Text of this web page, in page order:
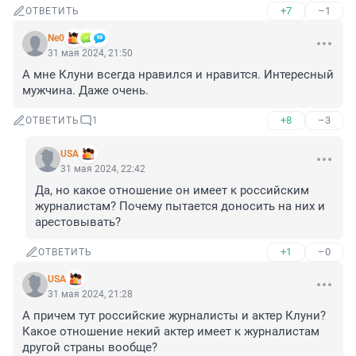
ОТВЕТИТЬ +7 –1
Ne0
31 мая 2024, 21:50
А мне Клуни всегда нравился и нравится. Интересный
мужчина. Даже очень.
ОТВЕТИТЬ 1 +8 –3
USA
31 мая 2024, 22:42
Да, но какое отношение он имеет к российским
журналистам? Почему пытается доносить на них и
арестовывать?
ОТВЕТИТЬ +1 –0
USA
31 мая 2024, 21:28
А причем тут российские журналисты и актер Клуни?
Какое отношение некий актер имеет к журналистам
другой страны вообще?